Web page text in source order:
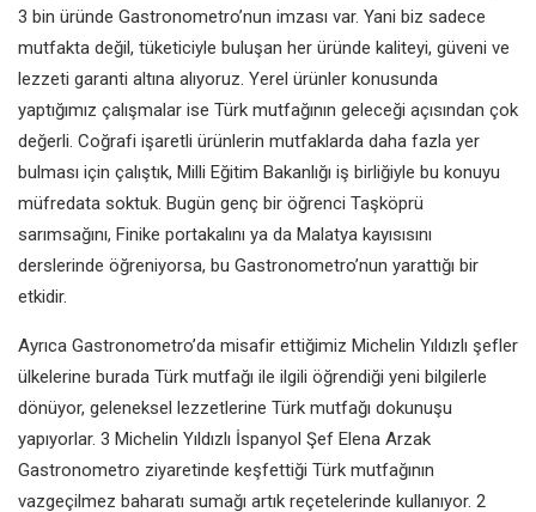
3 bin üründe Gastronometro’nun imzası var. Yani biz sadece
mutfakta değil, tüketiciyle buluşan her üründe kaliteyi, güveni ve
lezzeti garanti altına alıyoruz. Yerel ürünler konusunda
yaptığımız çalışmalar ise Türk mutfağının geleceği açısından çok
değerli. Coğrafi işaretli ürünlerin mutfaklarda daha fazla yer
bulması için çalıştık, Milli Eğitim Bakanlığı iş birliğiyle bu konuyu
müfredata soktuk. Bugün genç bir öğrenci Taşköprü
sarımsağını, Finike portakalını ya da Malatya kayısısını
derslerinde öğreniyorsa, bu Gastronometro’nun yarattığı bir
etkidir.
Ayrıca Gastronometro’da misafir ettiğimiz Michelin Yıldızlı şefler
ülkelerine burada Türk mutfağı ile ilgili öğrendiği yeni bilgilerle
dönüyor, geleneksel lezzetlerine Türk mutfağı dokunuşu
yapıyorlar. 3 Michelin Yıldızlı İspanyol Şef Elena Arzak
Gastronometro ziyaretinde keşfettiği Türk mutfağının
vazgeçilmez baharatı sumağı artık reçetelerinde kullanıyor. 2